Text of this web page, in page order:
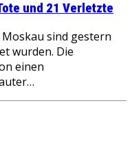
und 21 Verletzte
Moskau sind gestern
wurden. Die
einen